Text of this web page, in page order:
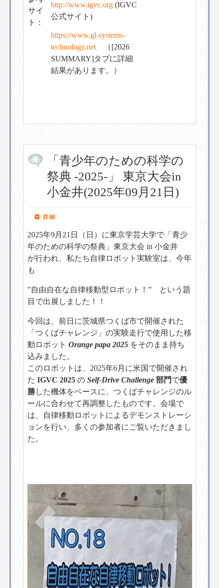
サイ
ト：
http://www.igvc.org(IGVC
公式サイト)
https://www.gl-systems-
technology.net（[2026
SUMMARY]タブに詳細
結果があります。）
「青少年のための科学の
祭典 -2025-」 東京大会in
小金井(2025年09月21日)
詳細
2025年9月21日（日）に東京学芸大学で「青少
年のための科学の祭典」東京大会 in 小金井
が行われ、私たち自律ロボット実験室は、今年
も
”自由自在な自律移動型ロボット！” という題
目で出展しました！！
今回は、前日に茨城県つくば市で開催された
「つくばチャレンジ」の実験走行で使用した移
動ロボット Orange papa 2025 をそのまま持ち
込みました。
このロボットは、2025年6月に米国で開催され
た IGVC 2025の Self-Drive Challenge部門で優
勝した機体をベースに、つくばチャレンジのル
ールに合わせて再調整したものです。会場で
は、自律移動ロボットによるデモンストレーシ
ョンを行い、多くの参加者にご覧いただきまし
た。